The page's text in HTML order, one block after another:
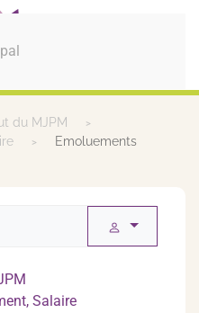
du MJPM
Emoluements
Salaire